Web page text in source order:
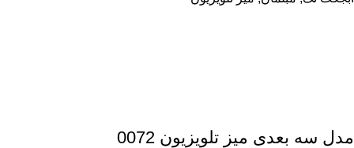
مدل سه بعدی میز تلویزیون 0072